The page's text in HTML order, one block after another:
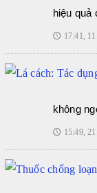
hiệu quả
🕔 17:41,
không
🕔 15:49,